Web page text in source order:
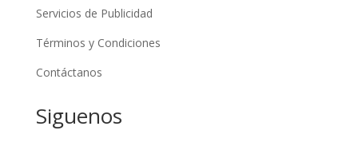
Servicios de Publicidad
Términos y Condiciones
Contáctanos
Siguenos